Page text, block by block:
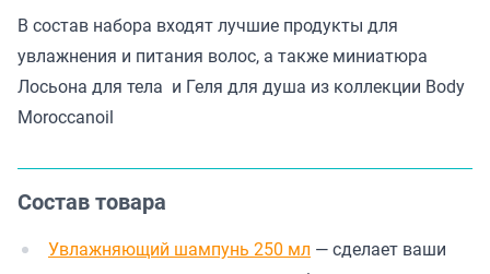
В состав набора входят лучшие продукты для
увлажнения и питания волос, а также миниатюра
Лосьона для тела и Геля для душа из коллекции Body
Moroccanoil
Состав товара
Увлажняющий шампунь 250 мл — сделает ваши